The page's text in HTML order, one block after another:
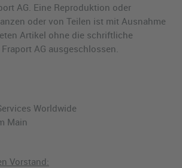
AG. Eine Reproduktion oder
oder von Teilen ist mit Ausnahme
Artikel ohne die schriftliche
AG ausgeschlossen.
Worldwide
Main
Vorstand: